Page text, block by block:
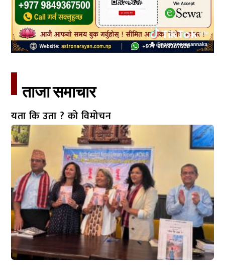
ताजा समाचार​
यता कि उता ? को विमोचन